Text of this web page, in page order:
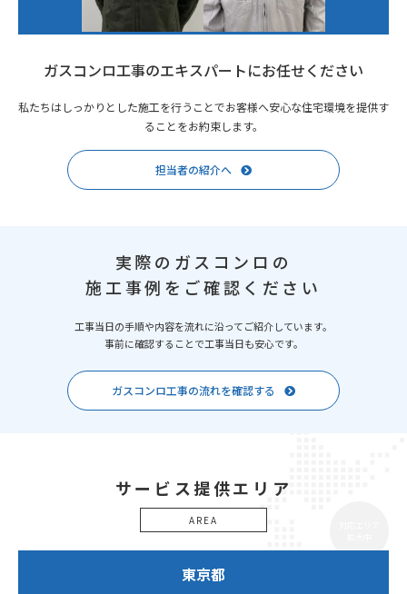
ガスコンロ工事のエキスパートにお任せください
私たちはしっかりとした施工を行うことでお客様へ安心な住宅環境を提供す
ることをお約束します。
担当者の紹介へ
実際のガスコンロの
施工事例をご確認ください
工事当日の手順や内容を流れに沿ってご紹介しています。
事前に確認することで工事当日も安心です。
ガスコンロ工事の流れを確認する
サービス提供エリア
AREA
東京都